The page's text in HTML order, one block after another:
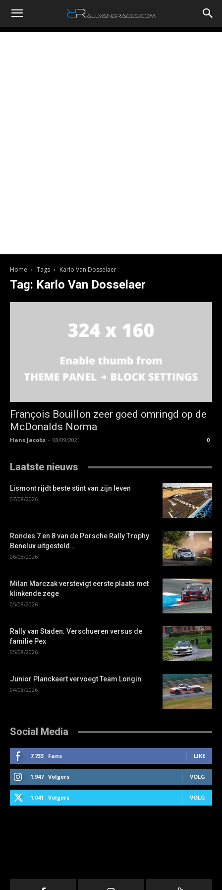
RallyandRaces.com
Home Tags Karlo Van Dosselaer
Tag: Karlo Van Dosselaer
François Bouillon zeer goed omringd op de
McDonalds Norma
Hans Jacobs - 08/09/2021 0
Laatste nieuws
Lismont rijdt beste stint van zijn leven
07/08/2026
Rondes 7 en 8 van de Porsche Rally Trophy
Benelux uitgesteld...
06/08/2026
Milan Marczak verstevigt eerste plaats met
klinkende zege
05/08/2026
Rally van Staden: Verschueren versus de
familie Pex
05/08/2026
Junior Planckaert vervoegt Team Longin
04/08/2026
Social Media
7,733 Fans LIKE
1,947 Volgers VOLG
1,041 Volgers VOLG